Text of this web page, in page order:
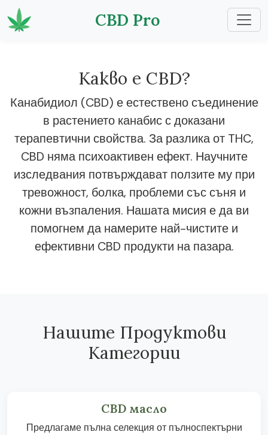
CBD Pro
Какво е CBD?
Канабидиол (CBD) е естествено съединение
в растението канабис с доказани
терапевтични свойства. За разлика от THC,
CBD няма психоактивен ефект. Научните
изследвания потвърждават ползите му при
тревожност, болка, проблеми със съня и
кожни възпаления. Нашата мисия е да ви
помогнем да намерите най-чистите и
ефективни CBD продукти на пазара.
Нашите Продуктови
Категории
CBD масло
Предлагаме пълна селекция от пълноспектърни